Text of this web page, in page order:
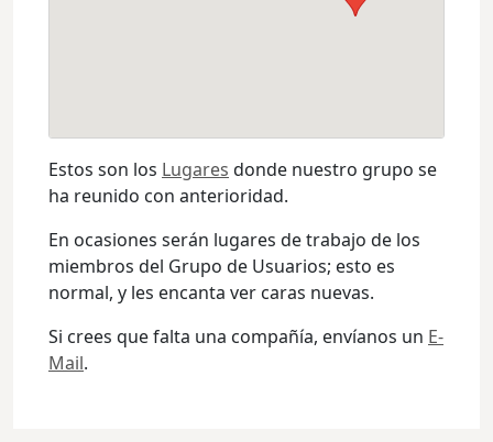
Estos son los Lugares donde nuestro grupo se
ha reunido con anterioridad.
En ocasiones serán lugares de trabajo de los
miembros del Grupo de Usuarios; esto es
normal, y les encanta ver caras nuevas.
Si crees que falta una compañía, envíanos un E-
Mail.